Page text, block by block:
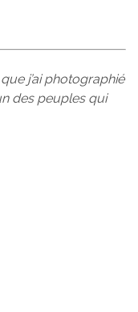
j’ai photographié
des peuples qui